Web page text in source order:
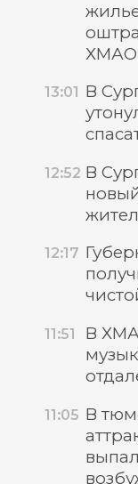
ХМАО
13:01 В
12:52 В
12:17
11:51
В
11:05 В